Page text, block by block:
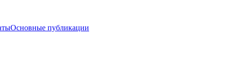
Основные публикации